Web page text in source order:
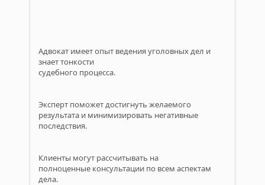
Адвокат имеет опыт ведения уголовных дел и
знает тонкости
судебного процесса.
Эксперт поможет достигнуть желаемого
результата и минимизировать негативные
последствия.
Клиенты могут рассчитывать на
полноценные консультации по всем аспектам
дела.